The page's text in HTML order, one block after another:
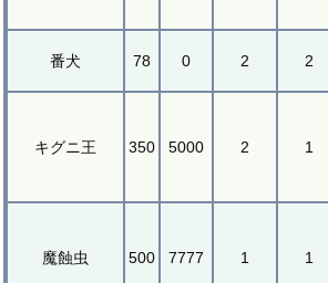
番犬 78 0 2 2
キグニ王 350 5000 2 1
魔蝕虫 500 7777 1 1